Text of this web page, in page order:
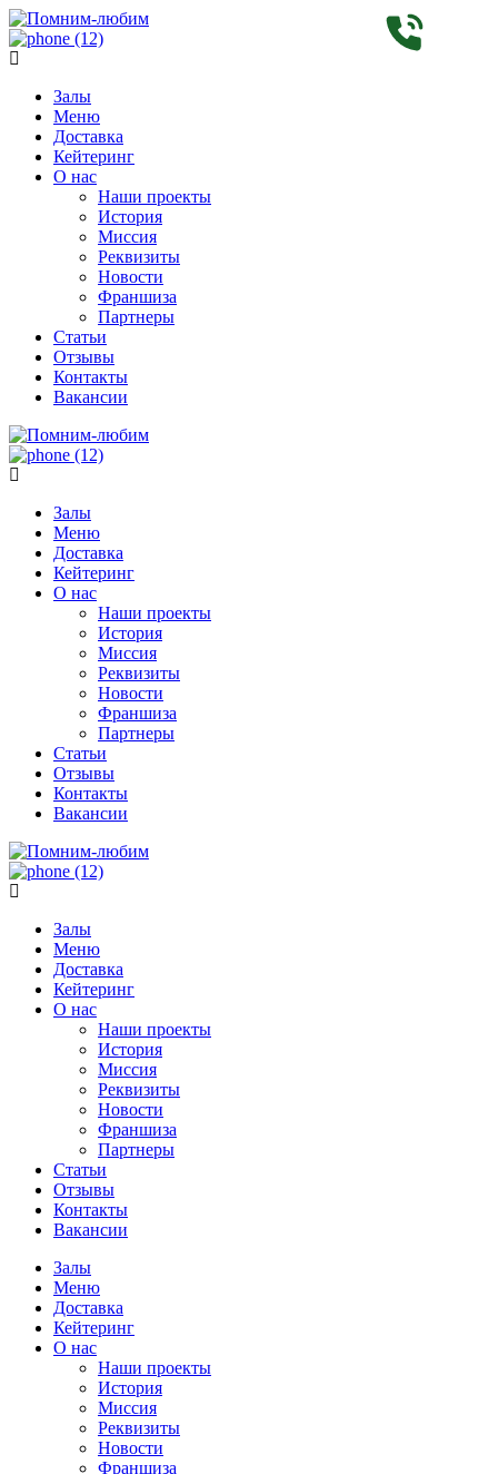
Залы
Меню
Доставка
Кейтеринг
О нас
Наши проекты
История
Миссия
Реквизиты
Новости
Франшиза
Партнеры
Статьи
Отзывы
Контакты
Вакансии
Залы
Меню
Доставка
Кейтеринг
О нас
Наши проекты
История
Миссия
Реквизиты
Новости
Франшиза
Партнеры
Статьи
Отзывы
Контакты
Вакансии
Залы
Меню
Доставка
Кейтеринг
О нас
Наши проекты
История
Миссия
Реквизиты
Новости
Франшиза
Партнеры
Статьи
Отзывы
Контакты
Вакансии
Залы
Меню
Доставка
Кейтеринг
О нас
Наши проекты
История
Миссия
Реквизиты
Новости
Франшиза